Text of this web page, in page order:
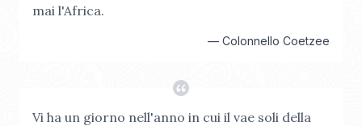
mai l'Africa.
— Colonnello Coetzee
Vi ha un giorno nell'anno in cui il vae soli della